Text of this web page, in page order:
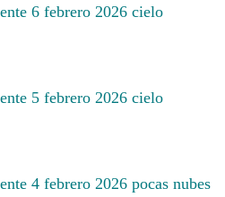
4 febrero 2026 pocas nubes